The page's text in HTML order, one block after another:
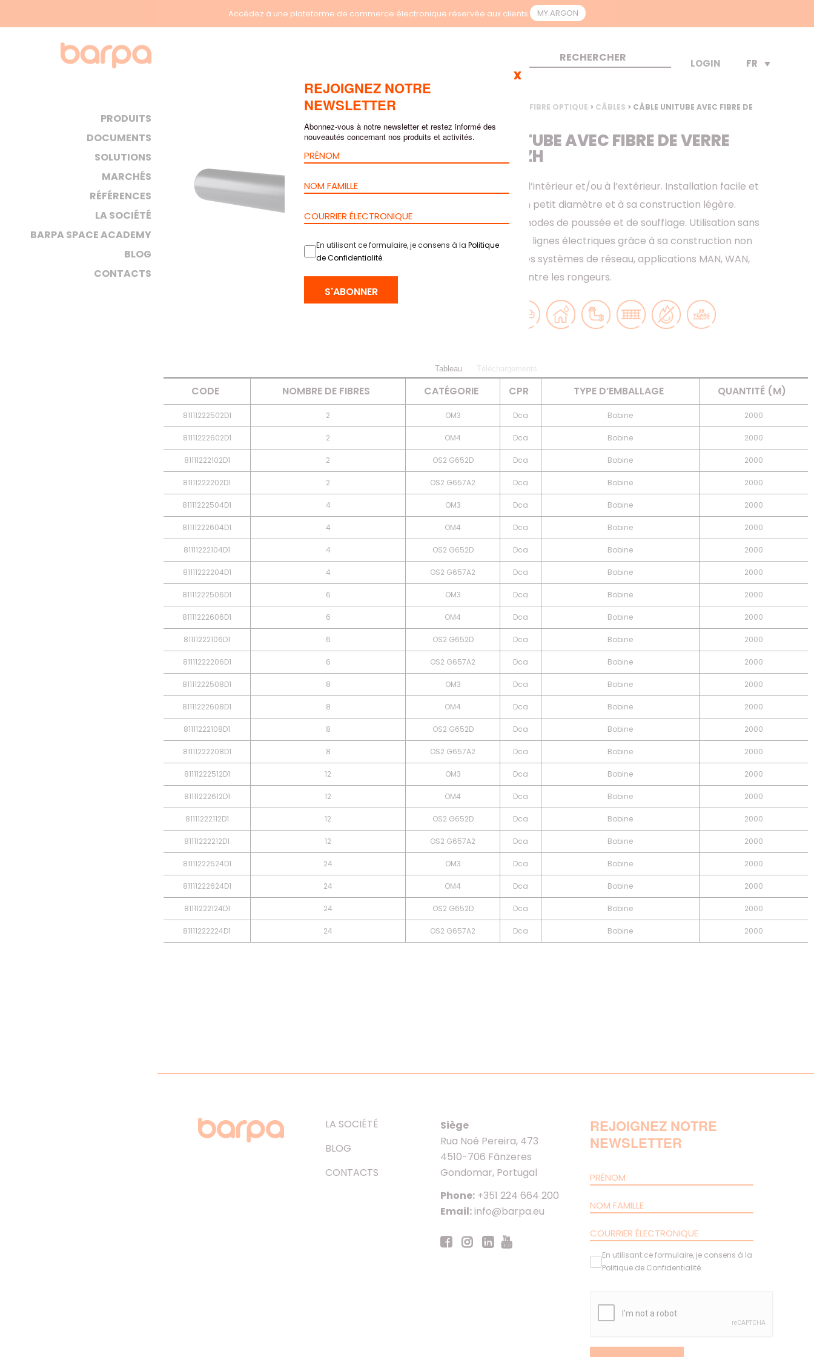
Accédez à une plateforme de commerce électronique réservée aux clients. MY.ARGON
PRODUITS
DOCUMENTS
SOLUTIONS
MARCHÉS
RÉFÉRENCES
LA SOCIÉTÉ
BARPA SPACE ACADEMY
BLOG
CONTACTS
LOGIN FR
FIBRE OPTIQUE > CÂBLES > CÂBLE UNITUBE AVEC FIBRE DE
CÂBLE UNITUBE AVEC FIBRE DE VERRE
1200N – LSZH
Pour installation à l’intérieur et/ou à l’extérieur. Installation facile et
rapide grâce à son petit diamètre et à sa construction légère.
Convient aux méthodes de poussée et de soufflage. Utilisation sans
problème dans les lignes électriques grâce à sa construction non
métallique. Dans les systèmes de réseau, applications MAN, WAN,
LAN. Protection contre les rongeurs.
Tableau Téléchargements
CODE NOMBRE DE FIBRES CATÉGORIE CPR TYPE D’EMBALLAGE QUANTITÉ (M)
81111222502D1 2 OM3 Dca Bobine 2000
81111222602D1 2 OM4 Dca Bobine 2000
81111222102D1 2 OS2 G652D Dca Bobine 2000
81111222202D1 2 OS2 G657A2 Dca Bobine 2000
81111222504D1 4 OM3 Dca Bobine 2000
81111222604D1 4 OM4 Dca Bobine 2000
81111222104D1 4 OS2 G652D Dca Bobine 2000
81111222204D1 4 OS2 G657A2 Dca Bobine 2000
81111222506D1 6 OM3 Dca Bobine 2000
81111222606D1 6 OM4 Dca Bobine 2000
81111222106D1 6 OS2 G652D Dca Bobine 2000
81111222206D1 6 OS2 G657A2 Dca Bobine 2000
81111222508D1 8 OM3 Dca Bobine 2000
81111222608D1 8 OM4 Dca Bobine 2000
81111222108D1 8 OS2 G652D Dca Bobine 2000
81111222208D1 8 OS2 G657A2 Dca Bobine 2000
81111222512D1 12 OM3 Dca Bobine 2000
81111222612D1 12 OM4 Dca Bobine 2000
81111222112D1 12 OS2 G652D Dca Bobine 2000
81111222212D1 12 OS2 G657A2 Dca Bobine 2000
81111222524D1 24 OM3 Dca Bobine 2000
81111222624D1 24 OM4 Dca Bobine 2000
81111222124D1 24 OS2 G652D Dca Bobine 2000
81111222224D1 24 OS2 G657A2 Dca Bobine 2000
LA SOCIÉTÉ
BLOG
CONTACTS
Siège
Rua Noé Pereira, 473
4510-706 Fânzeres
Gondomar, Portugal
Phone:+351 224 664 200
Email:info@barpa.eu
REJOIGNEZ NOTRE
NEWSLETTER
En utilisant ce formulaire, je consens à la
Politique de Confidentialité.
REJOIGNEZ NOTRE
NEWSLETTER
Abonnez-vous à notre newsletter et restez informé des
nouveautés concernant nos produits et activités.
En utilisant ce formulaire, je consens à la Politique
de Confidentialité.
S'ABONNER
x